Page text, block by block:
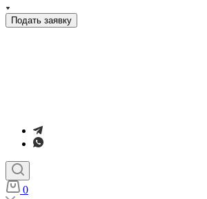
Подать заявку
0